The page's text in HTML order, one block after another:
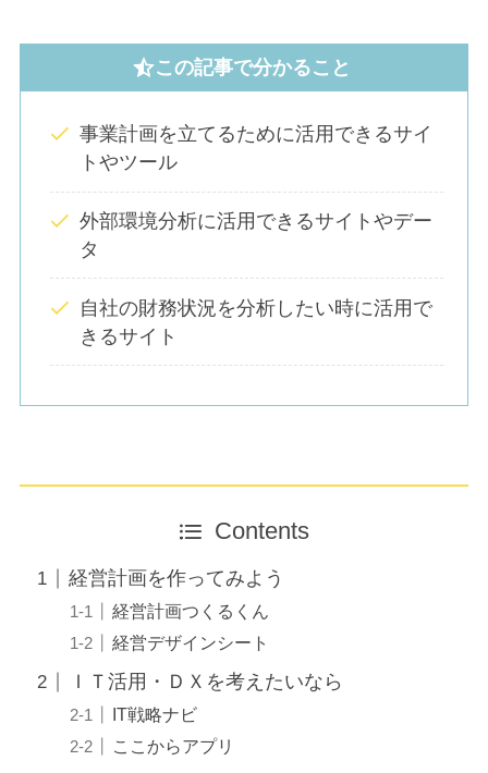
この記事で分かること
事業計画を立てるために活用できるサイ
トやツール
外部環境分析に活用できるサイトやデー
タ
自社の財務状況を分析したい時に活用で
きるサイト
Contents
経営計画を作ってみよう
経営計画つくるくん
経営デザインシート
ＩＴ活用・ＤＸを考えたいなら
IT戦略ナビ
ここからアプリ